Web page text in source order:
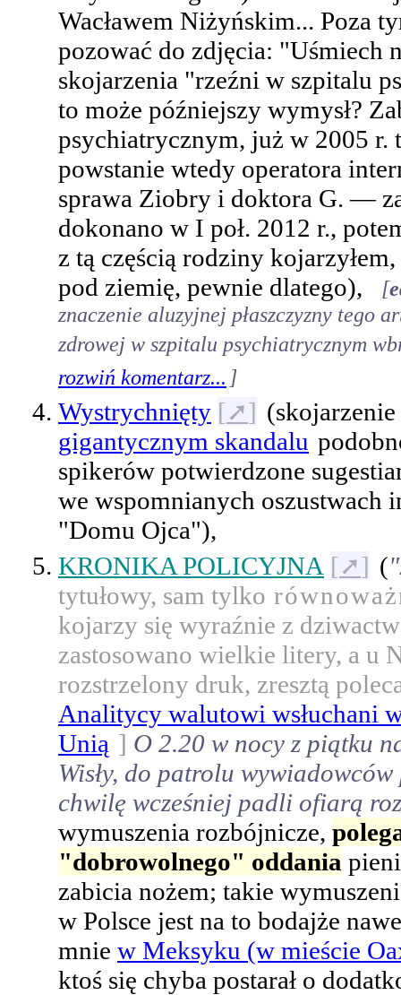
Wacławem Niżyńskim... Poza
pozować do zdjęcia: "Uśmiech
skojarzenia "rzeźni w szpitalu
to może późniejszy wymysł?
psychiatrycznym, już w 2005 r.
powstanie wtedy operatora
sprawa Ziobry i doktora G. —
dokonano w I poł. 2012 r.,
z tą częścią rodziny
pod ziemię, pewnie dlatego),
[
znaczenie aluzyjnej płaszczyzny tego
zdrowej w szpitalu psychiatrycznym
rozwiń komentarz... ]
Wystrychnięty [➚]
gigantycznym skandalu
spikerów potwierdzone
we wspomnianych
"Domu Ojca"),
KRONIKA POLICYJNA [➚] (
tytułowy, sam tylko
kojarzy się wyraźnie z
zastosowano wielkie litery, a u
rozstrzelony druk, zresztą
Analitycy walutowi wsłuchani
Unią ] O 2.20 w nocy z piątku
Wisły, do patrolu
chwilę wcześniej padli ofiarą
wymuszenia rozbójnicze,
"dobrowolnego" oddania
zabicia nożem; takie
w Polsce jest na to bodajże
mnie w Meksyku (w mieście
ktoś się chyba postarał o